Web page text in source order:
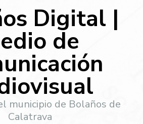
Digital |
de
municipio de Bolaños de
Calatrava